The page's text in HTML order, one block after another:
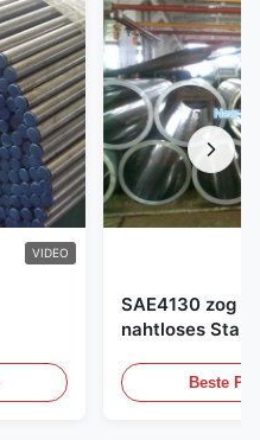
VIDEO
SAE4130 zog
nahtloses
Beste